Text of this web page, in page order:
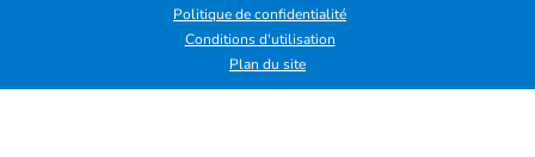
Politique de confidentialité
Conditions d'utilisation
Plan du site